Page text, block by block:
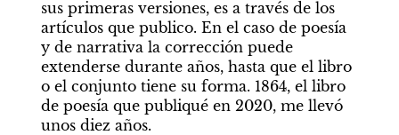
sus primeras versiones, es a través de los
artículos que publico. En el caso de poesía
y de narrativa la corrección puede
extenderse durante años, hasta que el libro
o el conjunto tiene su forma. 1864, el libro
de poesía que publiqué en 2020, me llevó
unos diez años.